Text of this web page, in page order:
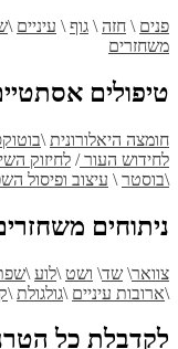
פנים \ חזה \ גוף \ עיניים \
משחזרים
טיפולים
חומצה היאלורונית \
לחידוש העור/ לחיזוק
\בוסטר \ עיצוב ופיסול
ניתוחים
צוואר\ שד\ ושט \לוע \
\ארובות עיניים \גולגולת \
לקדבלת כל